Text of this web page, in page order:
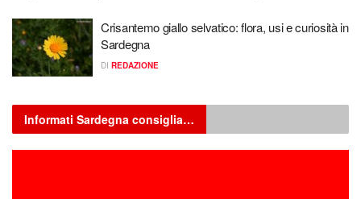
Crisantemo giallo selvatico: flora, usi e curiosità in
Sardegna
DI REDAZIONE
Informati Sardegna consiglia…